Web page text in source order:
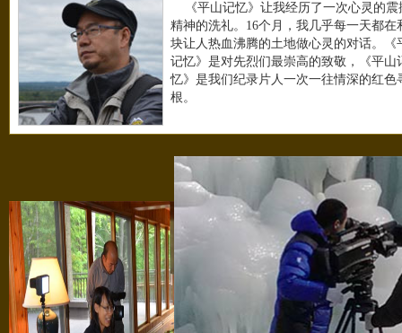
《平山记忆》让我经历了一次心灵的震
精神的洗礼。16个月，我几乎每一天都在
块让人热血沸腾的土地做心灵的对话。《
记忆》是对先烈们最崇高的致敬，《平山
忆》是我们纪录片人一次一往情深的红色
根。